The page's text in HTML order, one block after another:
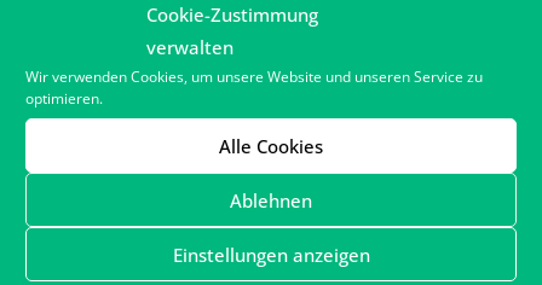
Cookie-Zustimmung
verwalten
Wir verwenden Cookies, um unsere Website und unseren Service zu
optimieren.
Alle Cookies
Ablehnen
Einstellungen anzeigen
umsetzen.
Zudem möchte ich intensiv daran arbeiten, ein
Verkehrskonzept zu erstellen.
Gemeinsam mit unserer Bürgermeisterin Natalie
Bauernschmitt und dem Ortsbeirat möchte ich, dass
Leistadt ein attraktiver und lebenswerter Stadtteil für Jung
und Alt bleibt. Ich bin sicher, dass wir Wege finden werden,
wie wir mit den nötigen Baustellen und anderen